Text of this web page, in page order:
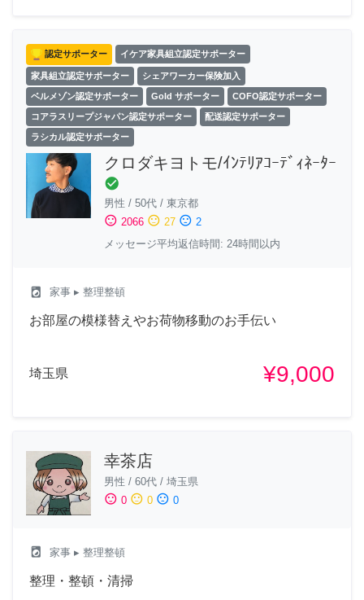
認定サポーター イケア家具組立認定サポーター
家具組立認定サポーター シェアワーカー保険加入
ベルメゾン認定サポーター Gold サポーター COFO認定サポーター
コアラスリープジャパン認定サポーター 配送認定サポーター
ラシカル認定サポーター
クロダキヨトモ/ｲﾝﾃﾘｱｺｰﾃﾞｨﾈｰﾀｰ
check_circle
男性 / 50代 / 東京都
sentiment_satisfied 2066 sentiment_neutral 27 sentiment_dissatisfied 2
メッセージ平均返信時間: 24時間以内
local_laundry_service 家事 ▸ 整理整頓
お部屋の模様替えやお荷物移動のお手伝い
埼玉県 ¥9,000
幸茶店
男性 / 60代 / 埼玉県
sentiment_satisfied 0 sentiment_neutral 0 sentiment_dissatisfied 0
local_laundry_service 家事 ▸ 整理整頓
整理・整頓・清掃